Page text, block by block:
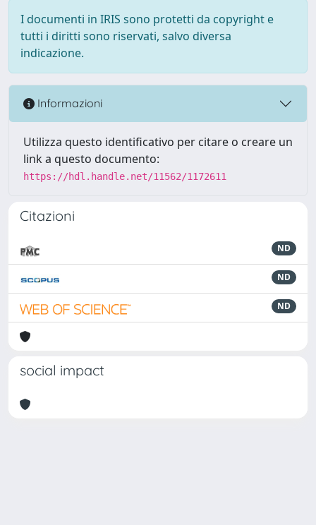
I documenti in IRIS sono protetti da copyright e
tutti i diritti sono riservati, salvo diversa
indicazione.
Informazioni
Utilizza questo identificativo per citare o creare un
link a questo documento:
https://hdl.handle.net/11562/1172611
Citazioni
ND
ND
ND
social impact